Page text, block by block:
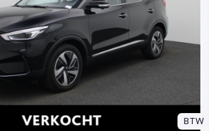
BTW